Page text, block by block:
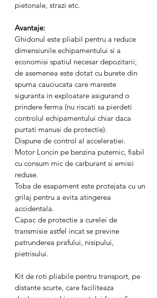
pietonale, strazi etc.
Avantaje:
Ghidonul este pliabil pentru a reduce
dimensiunile echipamentului si a
economisi spatiul necesar depozitarii;
de asemenea este dotat cu burete din
spuma cauciucata care mareste
siguranta in exploatare asigurand o
prindere ferma (nu riscati sa pierdeti
controlul echipamentului chiar daca
purtati manusi de protectie).
Dispune de control al acceleratiei.
Motor Loncin pe benzina puternic, fiabil
cu consum mic de carburant si emisii
reduse.
Toba de esapament este protejata cu un
grilaj pentru a evita atingerea
accidentala.
Capac de protectie a curelei de
transmisie astfel incat se previne
patrunderea prafului, nisipului,
pietrisului.
Kit de roti pliabile pentru transport, pe
distante scurte, care faciliteaza